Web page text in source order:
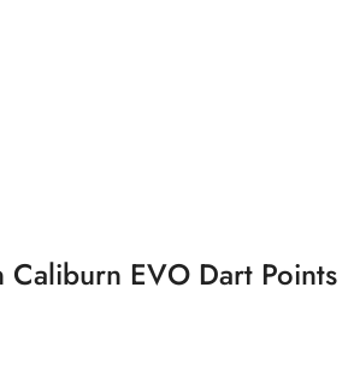
Caliburn EVO Dart Points